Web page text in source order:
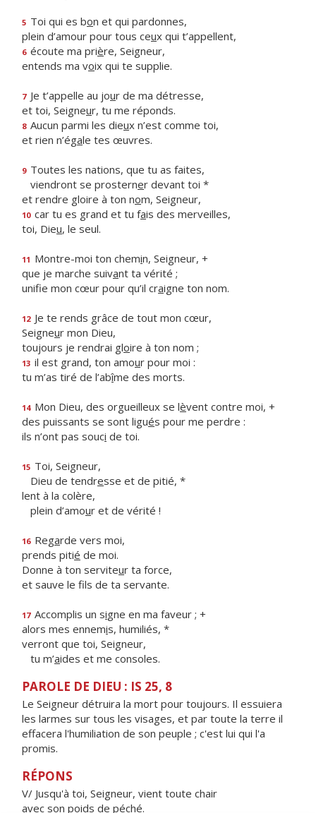
5 Toi qui es bon et qui pardonnes,
plein d’amour pour tous ceux qui t’appellent,
6 écoute ma prière, Seigneur,
entends ma voix qui te supplie.
7 Je t’appelle au jour de ma détresse,
et toi, Seigneur, tu me réponds.
8 Aucun parmi les dieux n’est comme toi,
et rien n’égale tes œuvres.
9 Toutes les nations, que tu as faites,
viendront se prosterner devant toi *
et rendre gloire à ton nom, Seigneur,
10 car tu es grand et tu fais des merveilles,
toi, Dieu, le seul.
11 Montre-moi ton chemin, Seigneur, +
que je marche suivant ta vérité ;
unifie mon cœur pour qu’il craigne ton nom.
12 Je te rends grâce de tout mon cœur,
Seigneur mon Dieu,
toujours je rendrai gloire à ton nom ;
13 il est grand, ton amour pour moi :
tu m’as tiré de l’abîme des morts.
14 Mon Dieu, des orgueilleux se lèvent contre moi, +
des puissants se sont ligués pour me perdre :
ils n’ont pas souci de toi.
15 Toi, Seigneur,
Dieu de tendresse et de pitié, *
lent à la colère,
plein d’amour et de vérité !
16 Regarde vers moi,
prends pitié de moi.
Donne à ton serviteur ta force,
et sauve le fls de ta servante.
17 Accomplis un signe en ma faveur ; +
alors mes ennemis, humiliés, *
verront que toi, Seigneur,
tu m’aides et me consoles.
PAROLE DE DIEU : IS 25, 8
Le Seigneur détruira la mort pour toujours. Il essuiera
les larmes sur tous les visages, et par toute la terre il
effacera l'humiliation de son peuple ; c'est lui qui l'a
promis.
RÉPONS
V/ Jusqu'à toi, Seigneur, vient toute chair
avec son poids de péché.